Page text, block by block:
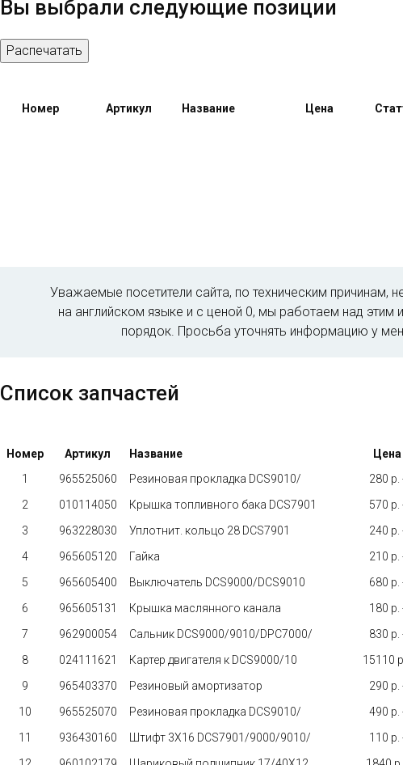
Вы выбрали следующие позиции
Распечатать
Номер Артикул Название Цена
Уважаемые посетители сайта, по техническим причинам,
на английском языке и с ценой 0, мы работаем над
порядок. Просьба уточнять информацию у
Список запчастей
Номер Артикул Название Цена
1
965525060 Резиновая прокладка DCS9010/ 280 p.
2
010114050 Крышка топливного бака DCS7901 570 p.
3
963228030 Уплотнит. кольцо 28 DCS7901 240 p.
4
965605120 Гайка 210 p.
5
965605400 Выключатель DCS9000/DCS9010 680 p.
6
965605131 Крышка маслянного канала 180 p.
7
962900054 Сальник DCS9000/9010/DPC7000/ 830 p.
8
024111621 Картер двигателя к DCS9000/10 15110
9
965403370 Резиновый амортизатор 290 p.
10
965525070 Резиновая прокладка DCS9010/ 490 p.
11
936430160 Штифт 3X16 DCS7901/9000/9010/ 110 p.